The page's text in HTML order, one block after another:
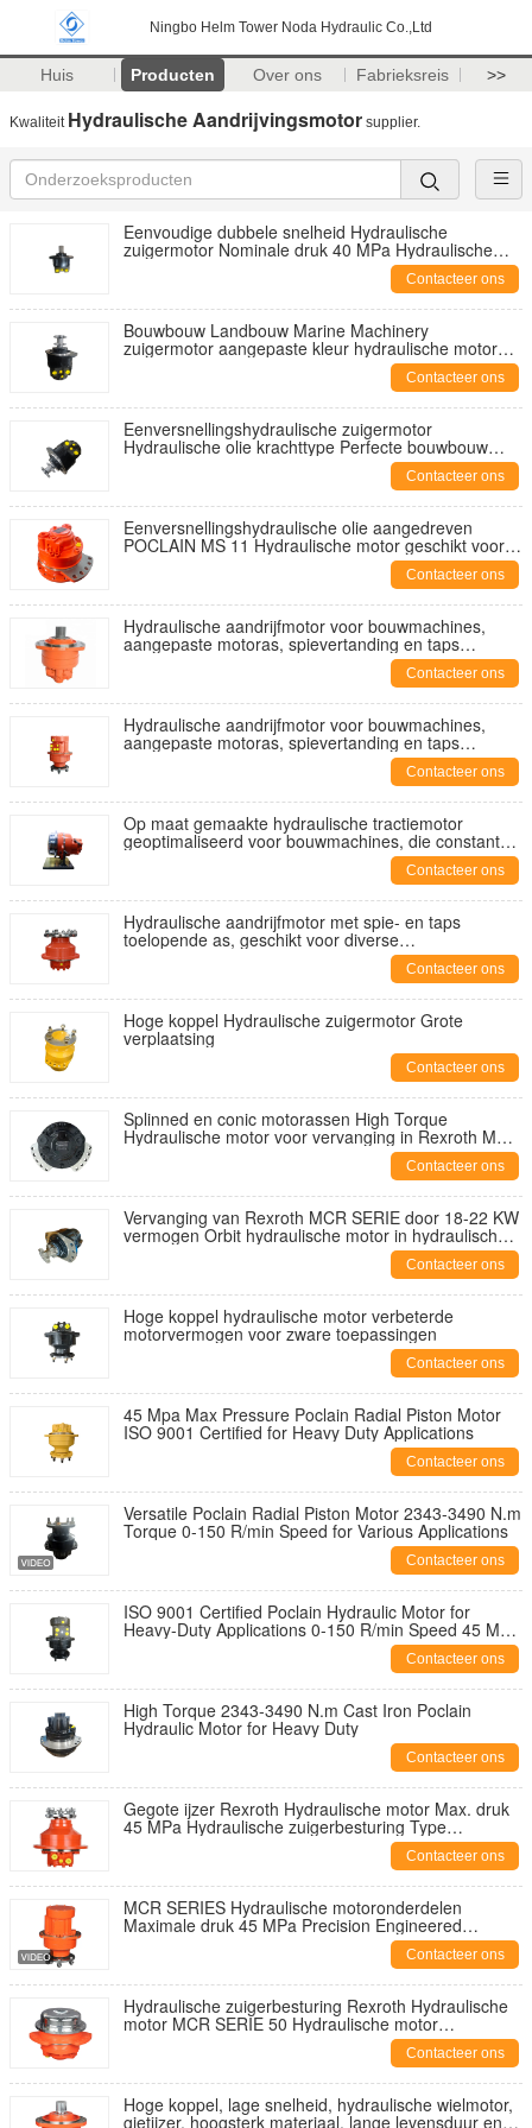
Ningbo Helm Tower Noda Hydraulic Co.,Ltd
Huis Producten Over ons Fabrieksreis >>
Kwaliteit Hydraulische Aandrijvingsmotor supplier.
Eenvoudige dubbele snelheid Hydraulische
zuigermotor Nominale druk 40 MPa Hydraulische
olie Krachttype Ondersteunende diverseContacteer ons
Bouwbouw Landbouw Marine Machinery
zuigermotor aangepaste kleur hydraulische motor
Contacteer ons
Eenversnellingshydraulische zuigermotor
Hydraulische olie krachttype Perfecte bouwbouw
Contacteer ons
Eenversnellingshydraulische olie aangedreven
POCLAIN MS 11 Hydraulische motor geschikt voor
industriële toepassingen en zware machinesContacteer ons
Hydraulische aandrijfmotor voor bouwmachines,
aangepaste motoras, spievertanding en taps
toelopend, geschikt voor zware toepassingen en
Contacteer ons
Hydraulische aandrijfmotor voor bouwmachines,
aangepaste motoras, spievertanding en taps
toelopend, geschikt voor zware toepassingen en
Contacteer ons
Op maat gemaakte hydraulische tractiemotor
geoptimaliseerd voor bouwmachines, die constant
Contacteer ons
Hydraulische aandrijfmotor met spie- en taps
toelopende as, geschikt voor diverse
werkzaamheden aan bouwmachines Contacteer ons
Hoge koppel Hydraulische zuigermotor Grote
verplaatsing
Contacteer ons
Splinned en conic motorassen High Torque
Hydraulische motor voor vervanging in Rexroth MCR
Contacteer ons
Vervanging van Rexroth MCR SERIE door 18-22 KW
vermogen Orbit hydraulische motor in hydraulische
Contacteer ons
Hoge koppel hydraulische motor verbeterde
motorvermogen voor zware toepassingen
Contacteer ons
45 Mpa Max Pressure Poclain Radial Piston Motor
ISO 9001 Certified for Heavy Duty Applications
Contacteer ons
Versatile Poclain Radial Piston Motor 2343-3490 N.m
Torque 0-150 R/min Speed for Various Applications
Contacteer ons
ISO 9001 Certified Poclain Hydraulic Motor for
Heavy-Duty Applications 0-150 R/min Speed 45 Mpa
Contacteer ons
High Torque 2343-3490 N.m Cast Iron Poclain
Hydraulic Motor for Heavy Duty
Contacteer ons
Gegote ijzer Rexroth Hydraulische motor Max. druk
45 MPa Hydraulische zuigerbesturing Type
Robuuste prestaties Hydraulische systemenContacteer ons
MCR SERIES Hydraulische motoronderdelen
Maximale druk 45 MPa Precision Engineered
Components voor hydraulische systeemprestaties en
Contacteer ons
Hydraulische zuigerbesturing Rexroth Hydraulische
motor MCR SERIE 50 Hydraulische motor
geoptimaliseerd voor energiebesparende activiteiten
Contacteer ons
Hoge koppel, lage snelheid, hydraulische wielmotor,
gietijzer, hoogsterk materiaal, lange levensduur en